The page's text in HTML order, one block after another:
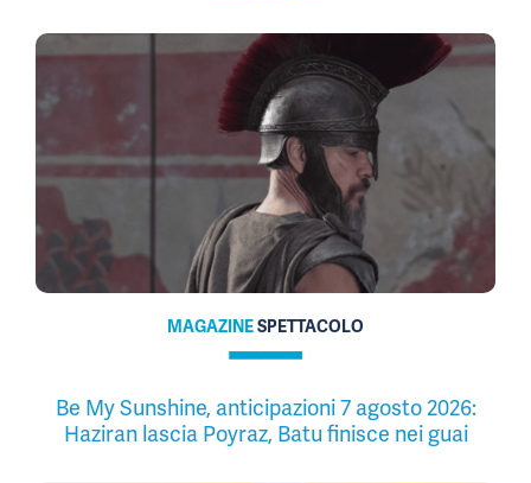
MAGAZINESPETTACOLO
Be My Sunshine, anticipazioni 7 agosto 2026:
Haziran lascia Poyraz, Batu finisce nei guai